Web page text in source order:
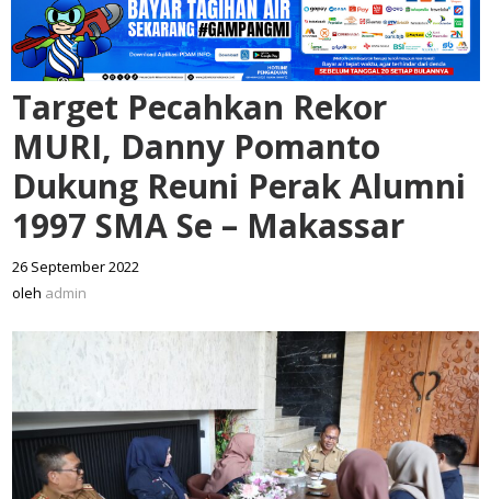
Target Pecahkan Rekor
MURI, Danny Pomanto
Dukung Reuni Perak Alumni
1997 SMA Se – Makassar
26 September 2022
oleh admin